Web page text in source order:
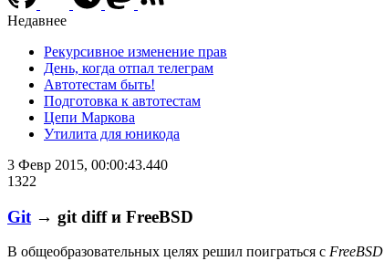
xelbot.ru
Недавнее
Рекурсивное изменение прав
День, когда отпал телеграм
Автотестам быть!
Подготовка к автотестам
Цепи Маркова
Утилита для юникода
3 Февр 2015, 00:00:43.440
1322
Git → git diff и FreeBSD
В общеобразовательных целях решил поиграться с FreeBSD